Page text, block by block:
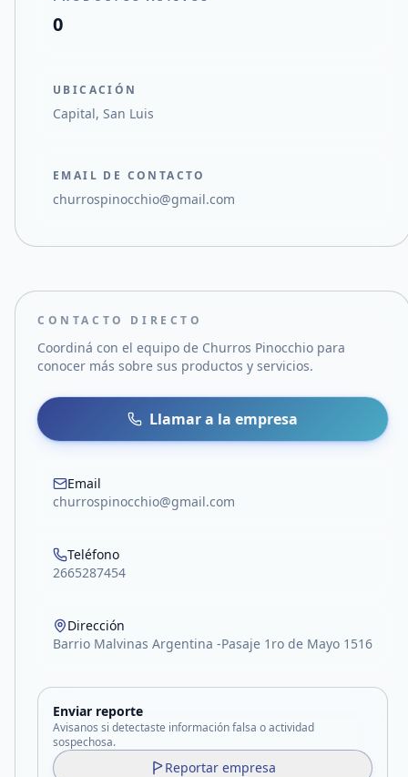
0
UBICACIÓN
Capital, San Luis
EMAIL DE CONTACTO
churrospinocchio@gmail.com
CONTACTO DIRECTO
Coordiná con el equipo de Churros Pinocchio para
conocer más sobre sus productos y servicios.
Llamar a la empresa
Email
churrospinocchio@gmail.com
Teléfono
2665287454
Dirección
Barrio Malvinas Argentina -Pasaje 1ro de Mayo 1516
Enviar reporte
Avisanos si detectaste información falsa o actividad
sospechosa.
Reportar empresa